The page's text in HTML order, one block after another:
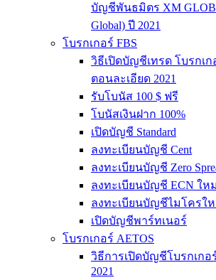
บัญชีพันธมิตร XM
Global) ปี 2021
โบรกเกอร์ FBS
วิธีเปิดบัญชีเทรด โบรกเ
ตอนละเอียด 2021
รับโบนัส 100 $ ฟรี
โบนัสเงินฝาก 100%
เปิดบัญชี Standard
ลงทะเบียนบัญชี Cent
ลงทะเบียนบัญชี Zero
ลงทะเบียนบัญชี ECN ให
ลงทะเบียนบัญชีไมโครใ
เปิดบัญชีพาร์ทเนอร์
โบรกเกอร์ AETOS
วิธีการเปิดบัญชีโบรกเกอ
2021